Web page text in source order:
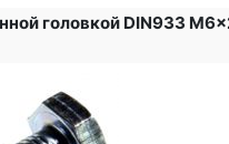
головкой DIN933